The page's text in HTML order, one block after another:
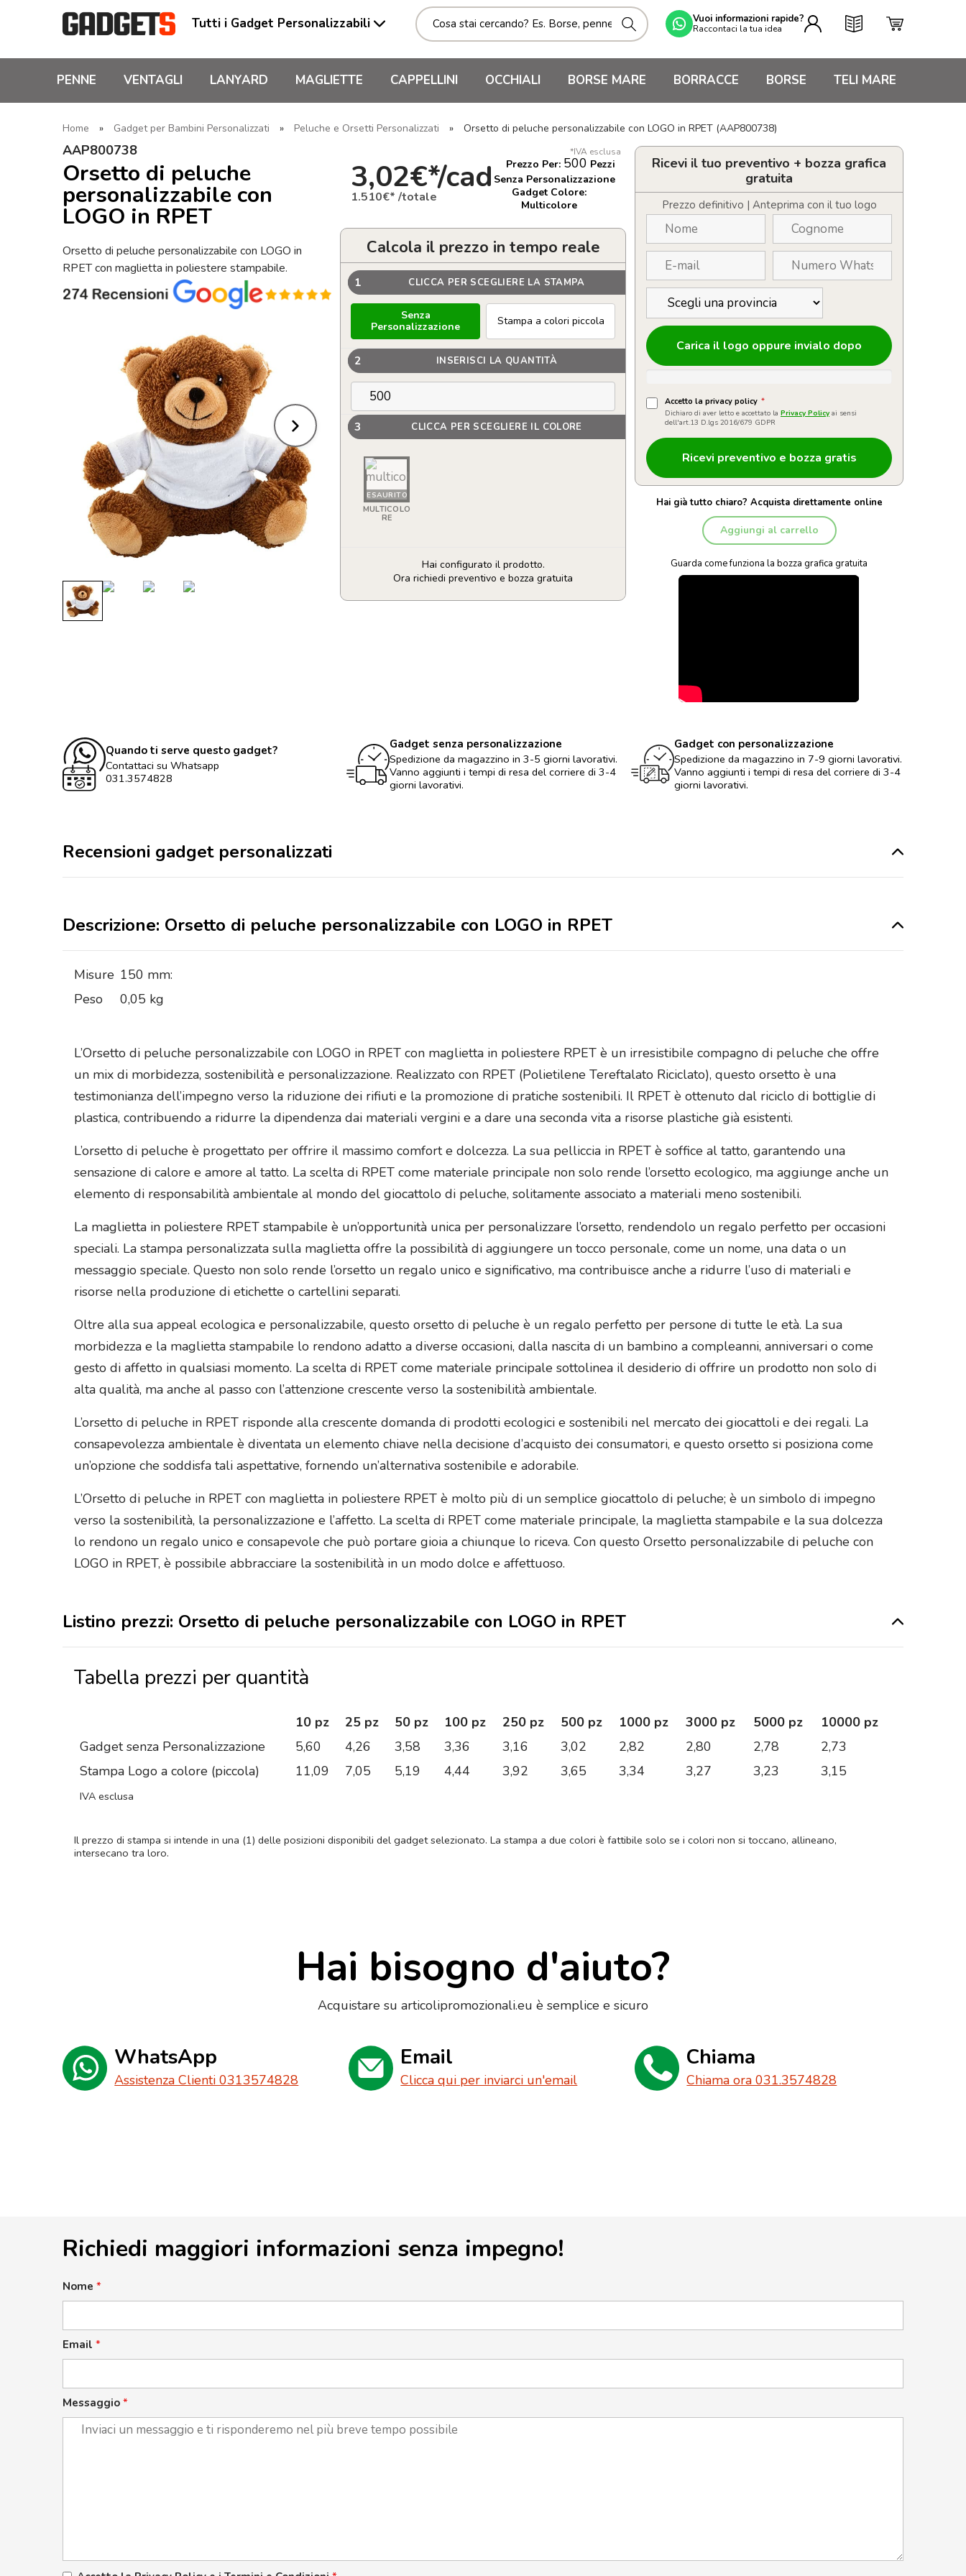
Tutti i Gadget Personalizzabili Vuoi informazioni rapide?
Raccontaci la tua idea
PENNE VENTAGLI LANYARD MAGLIETTE CAPPELLINI OCCHIALI BORSE MARE BORRACCE BORSE TELI MARE
Home » Gadget per Bambini Personalizzati » Peluche e Orsetti Personalizzati » Orsetto di peluche personalizzabile con LOGO in RPET (AAP800738)
AAP800738
Orsetto di peluche
personalizzabile con
LOGO in RPET
Orsetto di peluche personalizzabile con LOGO in
RPET con maglietta in poliestere stampabile.
*IVA esclusa
3,02€*/cad
1.510€* /totale
Prezzo Per: 500 Pezzi
Senza Personalizzazione
Gadget Colore:
Multicolore
Calcola il prezzo in tempo reale
1 CLICCA PER SCEGLIERE LA STAMPA
Senza
Personalizzazione
Stampa a colori piccola
2 INSERISCI LA QUANTITÀ
3 CLICCA PER SCEGLIERE IL COLORE
ESAURITO
MULTICOLO
RE
Hai configurato il prodotto.
Ora richiedi preventivo e bozza gratuita
Orsetto
Ricevi il tuo preventivo + bozza grafica
gratuita
Prezzo definitivo | Anteprima con il tuo logo
Carica il logo oppure invialo dopo
Accetto la privacy policy *
Dichiaro di aver letto e accettato la Privacy Policy ai sensi
dell'art.13 D.lgs 2016/679 GDPR
Hai già tutto chiaro? Acquista direttamente online
Aggiungi al carrello
Guarda come funziona la bozza grafica gratuita
Quando ti serve questo gadget?
Contattaci su Whatsapp
031.3574828
Gadget senza personalizzazione
Spedizione da magazzino in 3-5 giorni lavorativi.
Vanno aggiunti i tempi di resa del corriere di 3-4
giorni lavorativi.
Gadget con personalizzazione
Spedizione da magazzino in 7-9 giorni lavorativi.
Vanno aggiunti i tempi di resa del corriere di 3-4
giorni lavorativi.
Recensioni gadget personalizzati
Descrizione: Orsetto di peluche personalizzabile con LOGO in RPET
Misure 150 mm:
Peso
0,05 kg
L’Orsetto di peluche personalizzabile con LOGO in RPET con maglietta in poliestere RPET è un irresistibile compagno di peluche che offre
un mix di morbidezza, sostenibilità e personalizzazione. Realizzato con RPET (Polietilene Tereftalato Riciclato), questo orsetto è una
testimonianza dell’impegno verso la riduzione dei rifiuti e la promozione di pratiche sostenibili. Il RPET è ottenuto dal riciclo di bottiglie di
plastica, contribuendo a ridurre la dipendenza dai materiali vergini e a dare una seconda vita a risorse plastiche già esistenti.
L’orsetto di peluche è progettato per offrire il massimo comfort e dolcezza. La sua pelliccia in RPET è soffice al tatto, garantendo una
sensazione di calore e amore al tatto. La scelta di RPET come materiale principale non solo rende l’orsetto ecologico, ma aggiunge anche un
elemento di responsabilità ambientale al mondo del giocattolo di peluche, solitamente associato a materiali meno sostenibili.
La maglietta in poliestere RPET stampabile è un’opportunità unica per personalizzare l’orsetto, rendendolo un regalo perfetto per occasioni
speciali. La stampa personalizzata sulla maglietta offre la possibilità di aggiungere un tocco personale, come un nome, una data o un
messaggio speciale. Questo non solo rende l’orsetto un regalo unico e significativo, ma contribuisce anche a ridurre l’uso di materiali e
risorse nella produzione di etichette o cartellini separati.
Oltre alla sua appeal ecologica e personalizzabile, questo orsetto di peluche è un regalo perfetto per persone di tutte le età. La sua
morbidezza e la maglietta stampabile lo rendono adatto a diverse occasioni, dalla nascita di un bambino a compleanni, anniversari o come
gesto di affetto in qualsiasi momento. La scelta di RPET come materiale principale sottolinea il desiderio di offrire un prodotto non solo di
alta qualità, ma anche al passo con l’attenzione crescente verso la sostenibilità ambientale.
L’orsetto di peluche in RPET risponde alla crescente domanda di prodotti ecologici e sostenibili nel mercato dei giocattoli e dei regali. La
consapevolezza ambientale è diventata un elemento chiave nella decisione d’acquisto dei consumatori, e questo orsetto si posiziona come
un’opzione che soddisfa tali aspettative, fornendo un’alternativa sostenibile e adorabile.
L’Orsetto di peluche in RPET con maglietta in poliestere RPET è molto più di un semplice giocattolo di peluche; è un simbolo di impegno
verso la sostenibilità, la personalizzazione e l’affetto. La scelta di RPET come materiale principale, la maglietta stampabile e la sua dolcezza
lo rendono un regalo unico e consapevole che può portare gioia a chiunque lo riceva. Con questo Orsetto personalizzabile di peluche con
LOGO in RPET, è possibile abbracciare la sostenibilità in un modo dolce e affettuoso.
Listino prezzi: Orsetto di peluche personalizzabile con LOGO in RPET
Tabella prezzi per quantità
10 pz 25 pz 50 pz 100 pz 250 pz 500 pz 1000 pz 3000 pz 5000 pz
10000 pz
Gadget senza Personalizzazione
5,60 4,26 3,58 3,36 3,16 3,02 2,82 2,80 2,78
2,73
Stampa Logo a colore (piccola)
11,09 7,05 5,19 4,44 3,92 3,65 3,34 3,27 3,23 3,15
IVA esclusa
Il prezzo di stampa si intende in una (1) delle posizioni disponibili del gadget selezionato. La stampa a due colori è fattibile solo se i colori non si toccano, allineano,
intersecano tra loro.
Hai bisogno d'aiuto?
Acquistare su articolipromozionali.eu è semplice e sicuro
WhatsApp
Assistenza Clienti 0313574828
Email
Clicca qui per inviarci un'email
Chiama
Chiama ora 031.3574828
Richiedi maggiori informazioni senza impegno!
Nome *
Email *
Messaggio *